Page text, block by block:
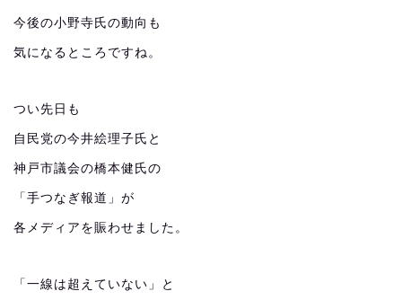
今後の小野寺氏の動向も
気になるところですね。
つい先日も
自民党の今井絵理子氏と
神戸市議会の橋本健氏の
「手つなぎ報道」が
各メディアを賑わせました。
「一線は超えていない」と